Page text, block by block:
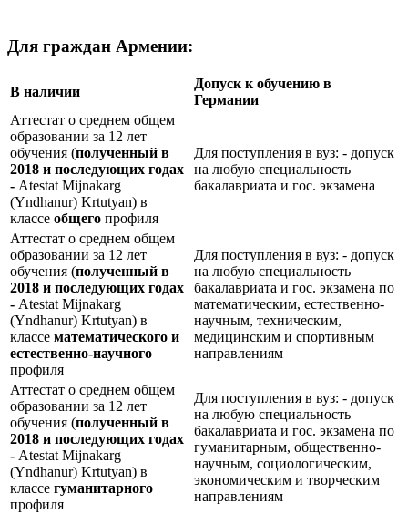
Для граждан Армении:
В наличии
Допуск к обучению в
Германии
Аттестат о среднем общем
образовании за 12 лет
обучения (полученный в
2018 и последующих годах
- Atestat Mijnakarg
(Yndhanur) Krtutyan) в
классе общего профиля
Для поступления в вуз: - допуск
на любую специальность
бакалавриата и гос. экзамена
Аттестат о среднем общем
образовании за 12 лет
обучения (полученный в
2018 и последующих годах
- Atestat Mijnakarg
(Yndhanur) Krtutyan) в
классе математического и
естественно-научного
профиля
Для поступления в вуз: - допуск
на любую специальность
бакалавриата и гос. экзамена по
математическим, естественно-
научным, техническим,
медицинским и спортивным
направлениям
Аттестат о среднем общем
образовании за 12 лет
обучения (полученный в
2018 и последующих годах
- Atestat Mijnakarg
(Yndhanur) Krtutyan) в
классе гуманитарного
профиля
Для поступления в вуз: - допуск
на любую специальность
бакалавриата и гос. экзамена по
гуманитарным, общественно-
научным, социологическим,
экономическим и творческим
направлениям